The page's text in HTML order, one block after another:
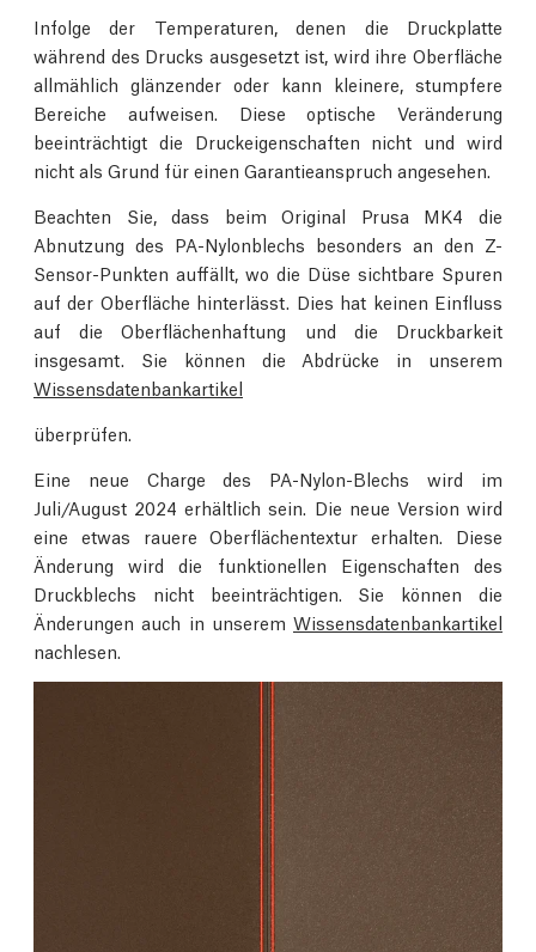
Infolge der Temperaturen, denen die Druckplatte
während des Drucks ausgesetzt ist, wird ihre Oberfläche
allmählich glänzender oder kann kleinere, stumpfere
Bereiche aufweisen. Diese optische Veränderung
beeinträchtigt die Druckeigenschaften nicht und wird
nicht als Grund für einen Garantieanspruch angesehen.
Beachten Sie, dass beim Original Prusa MK4 die
Abnutzung des PA-Nylonblechs besonders an den Z-
Sensor-Punkten auffällt, wo die Düse sichtbare Spuren
auf der Oberfläche hinterlässt. Dies hat keinen Einfluss
auf die Oberflächenhaftung und die Druckbarkeit
insgesamt. Sie können die Abdrücke in unserem
Wissensdatenbankartikel
überprüfen.
Eine neue Charge des PA-Nylon-Blechs wird im
Juli/August 2024 erhältlich sein. Die neue Version wird
eine etwas rauere Oberflächentextur erhalten. Diese
Änderung wird die funktionellen Eigenschaften des
Druckblechs nicht beeinträchtigen. Sie können die
Änderungen auch in unserem Wissensdatenbankartikel
nachlesen.